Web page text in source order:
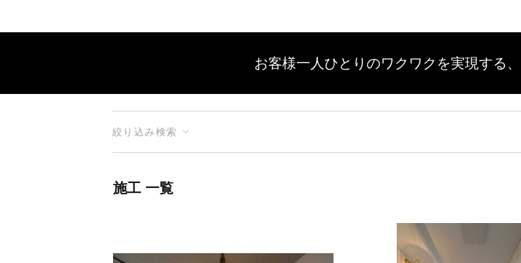
お客様一人ひとりのワクワクを実現する、
絞り込み検索
施工 一覧